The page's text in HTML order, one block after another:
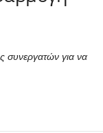
συνεργατών για να